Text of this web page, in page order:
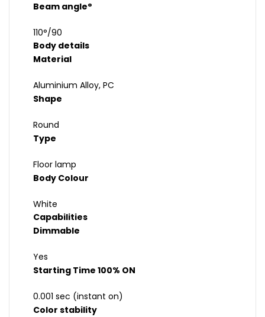
Beam angle°
110°/90
Body details
Material
Aluminium Alloy, PC
Shape
Round
Type
Floor lamp
Body Colour
White
Capabilities
Dimmable
Yes
Starting Time 100% ON
0.001 sec (instant on)
Color stability